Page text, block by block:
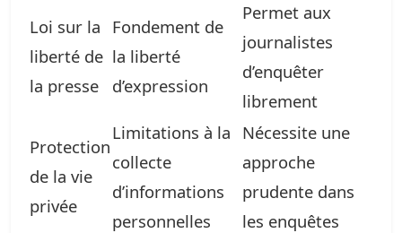
Loi sur la
liberté de
la presse
Fondement de
la liberté
d’expression
Permet aux
journalistes
d’enquêter
librement
Protection
de la vie
privée
Limitations à la
collecte
d’informations
personnelles
Nécessite une
approche
prudente dans
les enquêtes